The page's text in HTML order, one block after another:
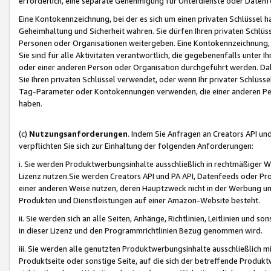
Eine Kontokennzeichnung, bei der es sich um einen privaten
Geheimhaltung und Sicherheit wahren. Sie dürfen Ihren privaten
Personen oder Organisationen weitergeben. Eine
Sie sind für alle Aktivitäten verantwortlich, die gegebenenfalls unter
oder einer anderen Person oder Organisation durchgeführt werden.
Sie Ihren privaten Schlüssel verwendet, oder wenn Ihr privater
Tag-Parameter oder Kontokennungen verwenden, die einer anderen
haben.
(c) Nutzungsanforderungen. Indem Sie Anfragen an Creators API
verpflichten Sie sich zur Einhaltung der folgenden Anforderungen:
i. Sie werden Produktwerbungsinhalte ausschließlich in rechtmäßiger
Lizenz nutzen.Sie werden Creators API und PA API, Datenfeeds oder
einer anderen Weise nutzen, deren Hauptzweck nicht in der Werbung
Produkten und Dienstleistungen auf einer Amazon-Website besteht.
ii. Sie werden sich an alle Seiten, Anhänge, Richtlinien, Leitlinien und
in dieser Lizenz und den Programmrichtlinien Bezug genommen wird.
iii. Sie werden alle genutzten Produktwerbungsinhalte ausschließlich
Produktseite oder sonstige Seite, auf die sich der betreffende